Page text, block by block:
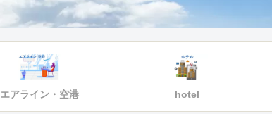
エアライン・空港 hotel